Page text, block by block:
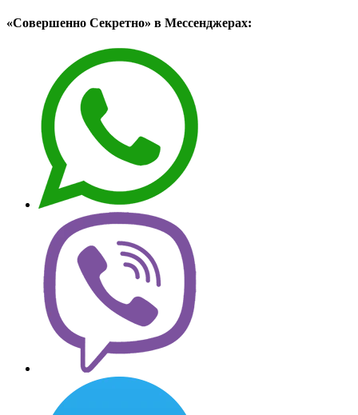
«Совершенно Секретно» в Мессенджерах: